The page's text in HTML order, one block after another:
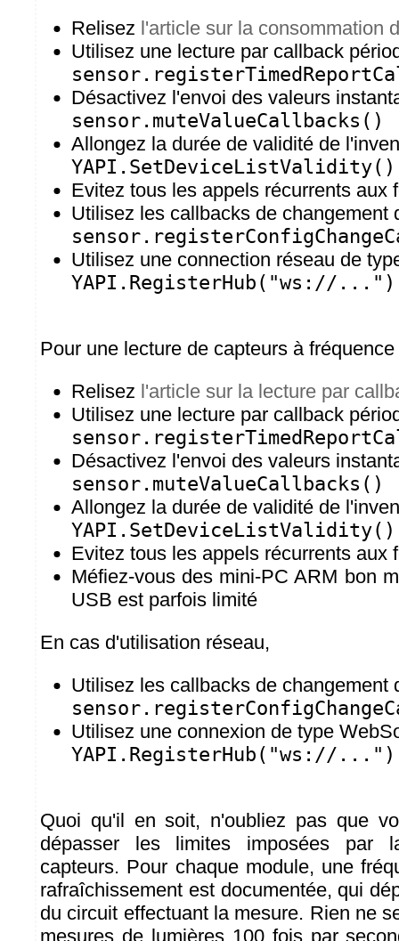
Relisez l'article sur la consommation
Utilisez une lecture par callback
Désactivez l'envoi des valeurs
sensor.muteValueCallbacks()
Allongez la durée de validité de
YAPI.SetDeviceListValidity()
Evitez tous les appels récurrents aux
Utilisez les callbacks de changement
Utilisez une connection réseau de
YAPI.RegisterHub("ws://...")
Pour une lecture de capteurs à
Relisez l'article sur la lecture par
Utilisez une lecture par callback
Désactivez l'envoi des valeurs
sensor.muteValueCallbacks()
Allongez la durée de validité de
YAPI.SetDeviceListValidity()
Evitez tous les appels récurrents aux
Méfiez-vous des mini-PC ARM bon
USB est parfois limité
En cas d'utilisation réseau,
Utilisez les callbacks de changement
Utilisez une connexion de type
YAPI.RegisterHub("ws://...")
Quoi qu'il en soit, n'oubliez pas que
dépasser les limites imposées par
capteurs. Pour chaque module, une
rafraîchissement est documentée, qui
du circuit effectuant la mesure. Rien ne
mesures de lumières 100 fois par